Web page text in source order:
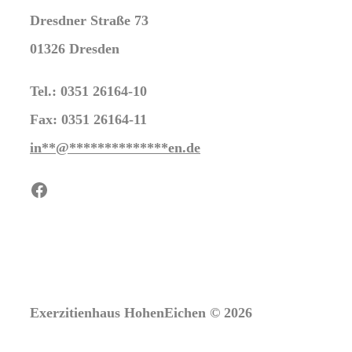
Dresdner Straße 73
01326 Dresden
Tel.: 0351 26164-10
Fax: 0351 26164-11
in**@**************en.de
Facebook
Exerzitienhaus HohenEichen © 2026